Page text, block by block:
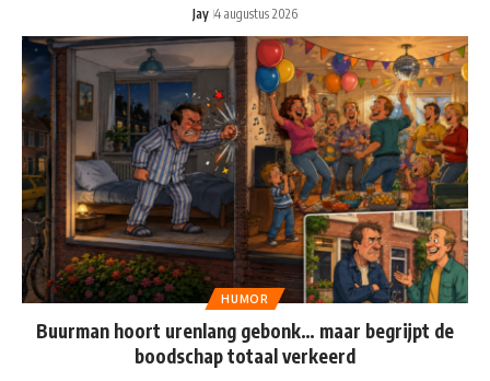
Jay 4 augustus 2026
HUMOR
Buurman hoort urenlang gebonk… maar begrijpt de
boodschap totaal verkeerd